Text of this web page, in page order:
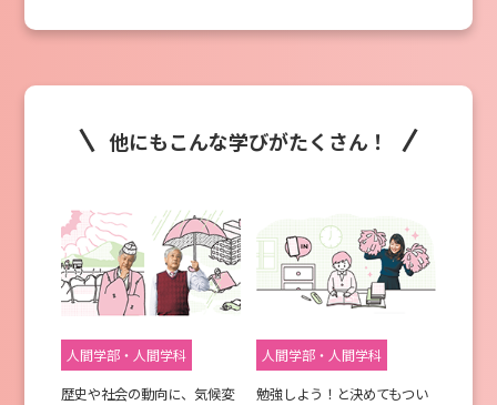
他にもこんな学びがたくさん！
人間学部・人間学科
歴史や社会の動向に、気候変
人間学部・人間学科
勉強しよう！と決めてもつい